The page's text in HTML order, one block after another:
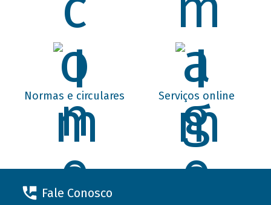
Normas e circulares Serviços online
Fale Conosco